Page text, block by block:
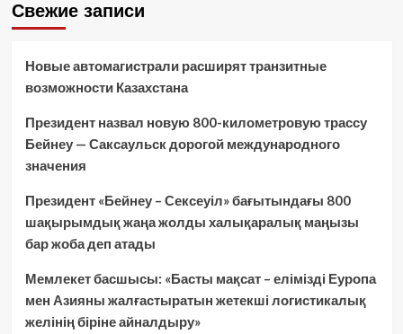
Свежие записи
Новые автомагистрали расширят транзитные
возможности Казахстана
Президент назвал новую 800-километровую трассу
Бейнеу — Саксаульск дорогой международного
значения
Президент «Бейнеу – Сексеуіл» бағытындағы 800
шақырымдық жаңа жолды халықаралық маңызы
бар жоба деп атады
Мемлекет басшысы: «Басты мақсат – елімізді Еуропа
мен Азияны жалғастыратын жетекші логистикалық
желінің біріне айналдыру»